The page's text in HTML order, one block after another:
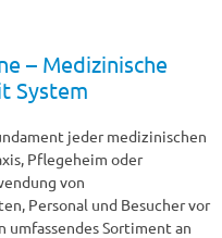
– Medizinische
System
jeder medizinischen
Pflegeheim oder
von
Personal und Besucher vor
umfassendes Sortiment an